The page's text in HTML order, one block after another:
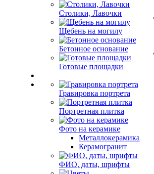
Столики, Лавочки
Щебень на могилу
Бетонное основание
Готовые площадки
Гравировка портрета
Портретная плитка
Фото на керамике
Металлокерамика
Керамогранит
ФИО, даты, шрифты